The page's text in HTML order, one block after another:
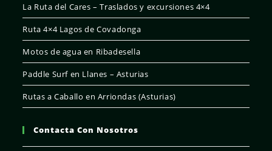
La Ruta del Cares – Traslados y excursiones 4×4
Ruta 4×4 Lagos de Covadonga
Motos de agua en Ribadesella
Paddle Surf en Llanes – Asturias
Rutas a Caballo en Arriondas (Asturias)
Contacta Con Nosotros